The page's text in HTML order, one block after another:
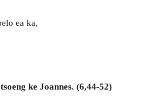
ea ka,
ke Joannes. (6,44-52)